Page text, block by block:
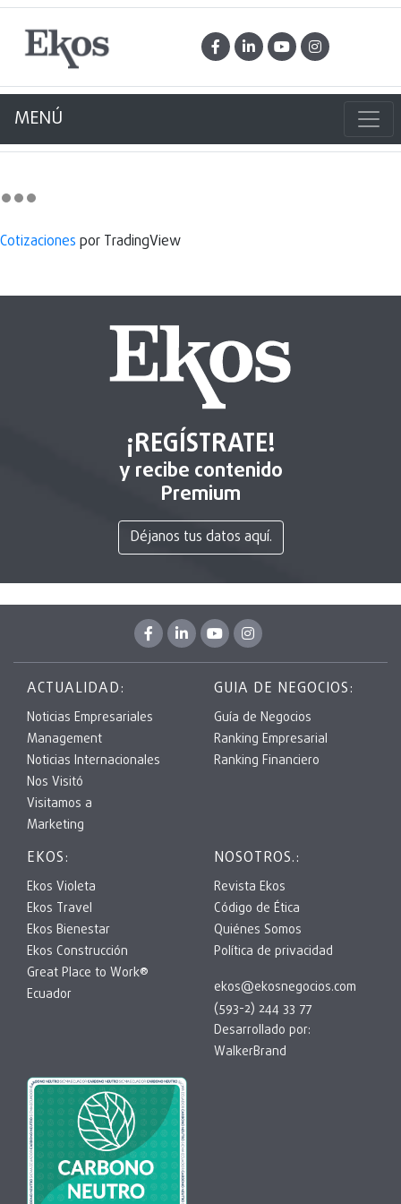
MENÚ
Cotizaciones por TradingView
¡REGÍSTRATE!
y recibe contenido
Premium
Déjanos tus datos aquí.
ACTUALIDAD:
Noticias Empresariales
Management
Noticias Internacionales
Nos Visitó
Visitamos a
Marketing
GUIA DE NEGOCIOS:
Guía de Negocios
Ranking Empresarial
Ranking Financiero
EKOS:
Ekos Violeta
Ekos Travel
Ekos Bienestar
Ekos Construcción
Great Place to Work®
Ecuador
NOSOTROS.:
Revista Ekos
Código de Ética
Quiénes Somos
Política de privacidad
ekos@ekosnegocios.com
(593-2) 244 33 77
Desarrollado por:
WalkerBrand